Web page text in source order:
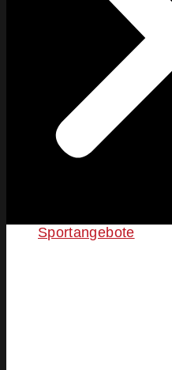
Sportangebote